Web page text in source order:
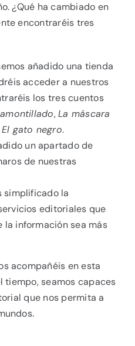
¿Qué ha cambiado en
encontraréis tres
añadido una tienda
acceder a nuestros
los tres cuentos
,La máscara
El gato negro.
un apartado de
de nuestras
simplificado la
editoriales que
la información sea más
acompañéis en esta
tiempo, seamos capaces
que nos permita a